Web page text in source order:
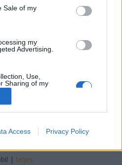
Sale of my
my
Advertising.
Use,
Sharing of my
with the
collected.
Access Privacy Policy
Kiállítására a szervezők
várják a
nemzetközi vásárok és
BEÁLLÍTÁSOK MÓDOSÍTÁSA
| teljes